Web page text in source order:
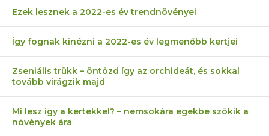
Ezek lesznek a 2022-es év trendnövényei
Így fognak kinézni a 2022-es év legmenőbb kertjei
Zseniális trükk – öntözd így az orchideát, és sokkal
tovább virágzik majd
Mi lesz így a kertekkel? – nemsokára egekbe szökik a
növények ára